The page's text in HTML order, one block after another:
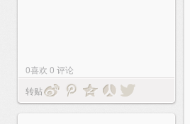
0喜欢 0 评论
转贴